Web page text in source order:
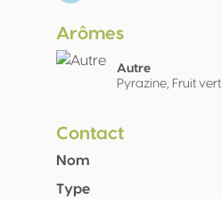
Arômes
Autre
Pyrazine, Fruit vert
Contact
Nom
Type